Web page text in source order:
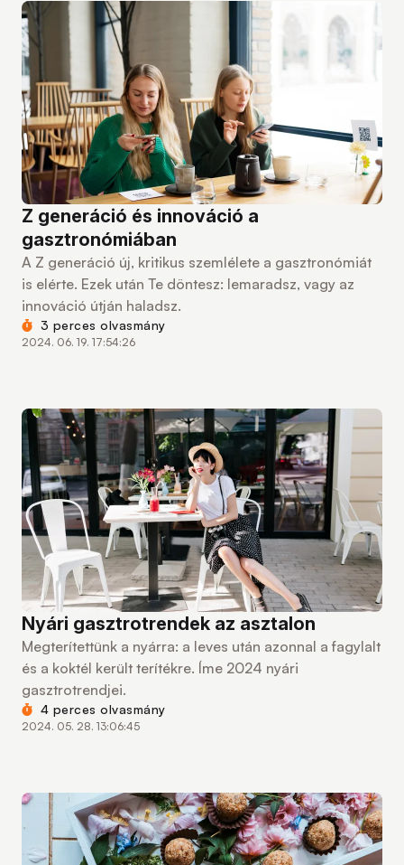
Z generáció és innováció a
gasztronómiában
A Z generáció új, kritikus szemlélete a gasztronómiát
is elérte. Ezek után Te döntesz: lemaradsz, vagy az
innováció útján haladsz.
3 perces olvasmány
2024. 06. 19. 17:54:26
Nyári gasztrotrendek az asztalon
Megterítettünk a nyárra: a leves után azonnal a fagylalt
és a koktél került terítékre. Íme 2024 nyári
gasztrotrendjei.
4 perces olvasmány
2024. 05. 28. 13:06:45